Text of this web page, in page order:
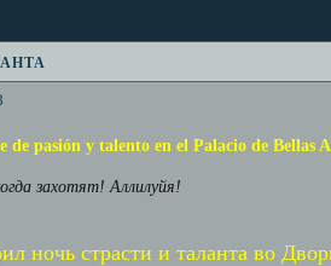
de pasión y talento en el Palacio de Bellas
захотят! Аллилуйя!
ночь страсти и таланта во